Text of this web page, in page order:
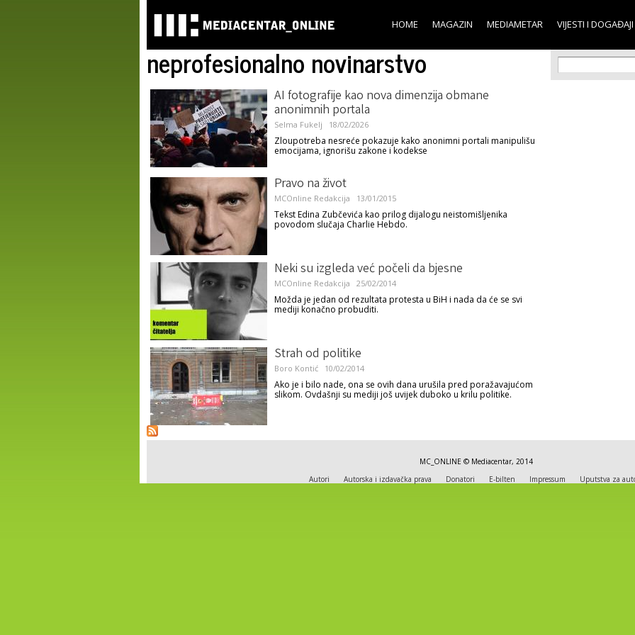
main
content
HOME MAGAZIN MEDIAMETAR VIJESTI I DOGAĐAJI
neprofesionalno novinarstvo
AI fotografije kao nova dimenzija obmane
anonimnih portala
Selma Fukelj 18/02/2026
Zloupotreba nesreće pokazuje kako anonimni portali manipulišu
emocijama, ignorišu zakone i kodekse
Pravo na život
MCOnline Redakcija 13/01/2015
Tekst Edina Zubčevića kao prilog dijalogu neistomišljenika
povodom slučaja Charlie Hebdo.
Neki su izgleda već počeli da bjesne
MCOnline Redakcija 25/02/2014
Možda je jedan od rezultata protesta u BiH i nada da će se svi
mediji konačno probuditi.
Strah od politike
Boro Kontić 10/02/2014
Ako je i bilo nade, ona se ovih dana urušila pred poražavajućom
slikom. Ovdašnji su mediji još uvijek duboko u krilu politike.
Search
Search
MC_ONLINE © Mediacentar, 2014
Autori
Autorska i izdavačka prava Donatori E-bilten Impressum Uputstva za